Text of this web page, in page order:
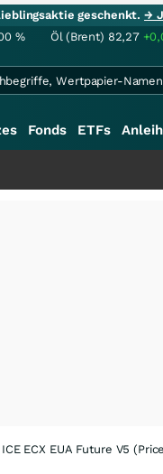
geschenkt.→
% Öl (Brent) 82,27
Fonds ETFs
ECX EUA Future V5